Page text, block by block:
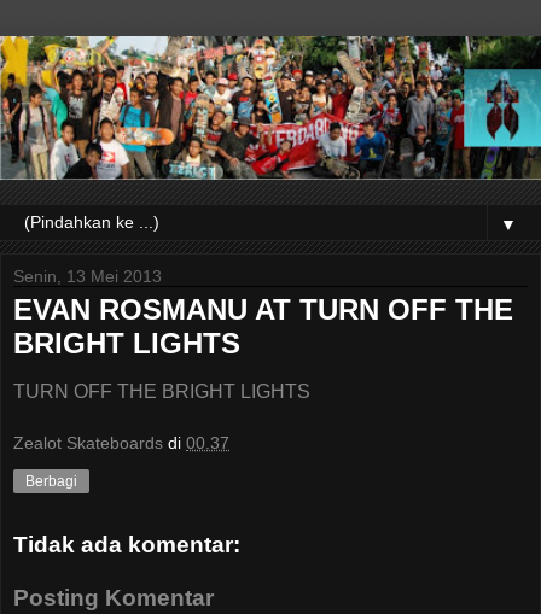
▼
Senin, 13 Mei 2013
EVAN ROSMANU AT TURN OFF THE
BRIGHT LIGHTS
TURN OFF THE BRIGHT LIGHTS
Zealot Skateboards di 00.37
Berbagi
Tidak ada komentar:
Posting Komentar